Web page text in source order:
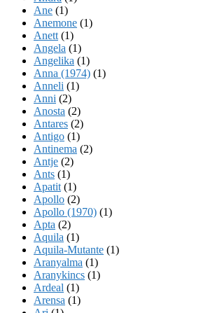
Ane (1)
Anemone (1)
Anett (1)
Angela (1)
Angelika (1)
Anna (1974) (1)
Anneli (1)
Anni (2)
Anosta (2)
Antares (2)
Antigo (1)
Antinema (2)
Antje (2)
Ants (1)
Apatit (1)
Apollo (2)
Apollo (1970) (1)
Apta (2)
Aquila (1)
Aquila-Mutante (1)
Aranyalma (1)
Aranykincs (1)
Ardeal (1)
Arensa (1)